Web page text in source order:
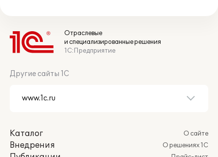
Отраслевые
и специализированные решения
1С:Предприятие
Другие сайты 1С
Каталог
Внедрения
О сайте
О решениях 1С